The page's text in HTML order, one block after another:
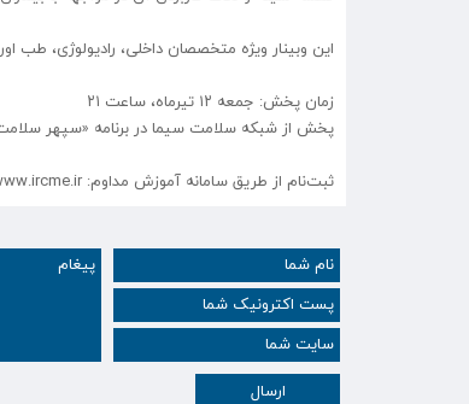
این وبینار ویژه متخصصان داخلی، رادیولوژی، طب اورژانس،
زمان پخش: جمعه ۱۲ تیرماه، ساعت ۲۱
پخش از شبکه سلامت سیما در برنامه «سپهر
ثبت‌نام از طریق سامانه آموزش مداوم: www.ircme.ir
ارسال